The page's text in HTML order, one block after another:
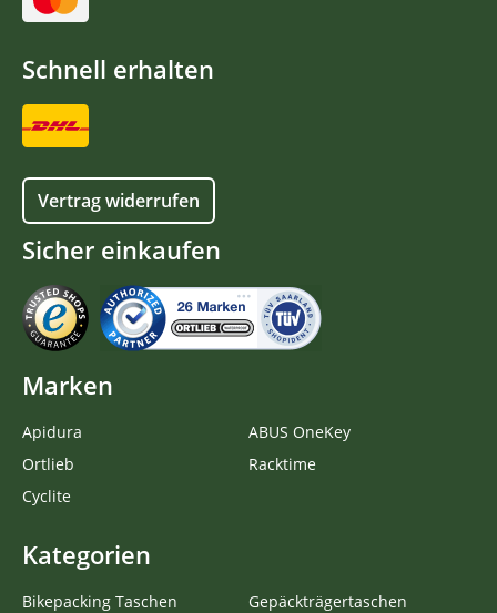
Schnell erhalten
Vertrag widerrufen
Sicher einkaufen
Marken
Apidura
Ortlieb
Cyclite
ABUS OneKey
Racktime
Kategorien
Bikepacking Taschen
Gepäckträgertaschen